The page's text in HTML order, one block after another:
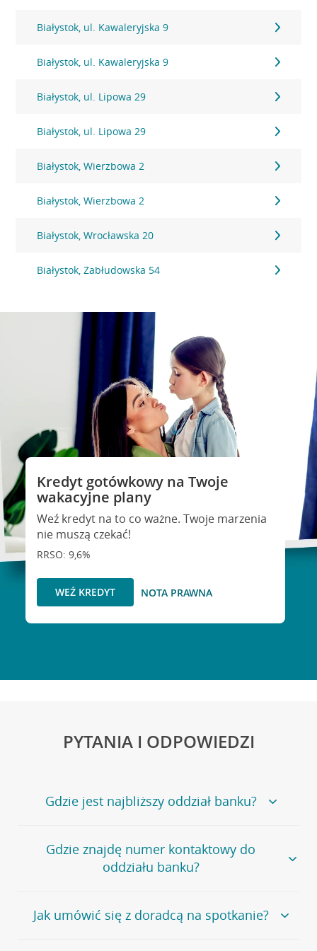
Białystok, ul. Kawaleryjska 9
Białystok, ul. Kawaleryjska 9
Białystok, ul. Lipowa 29
Białystok, ul. Lipowa 29
Białystok, Wierzbowa 2
Białystok, Wierzbowa 2
Białystok, Wrocławska 20
Białystok, Zabłudowska 54
Kredyt gotówkowy na Twoje
wakacyjne plany
Weź kredyt na to co ważne. Twoje marzenia
nie muszą czekać!
RRSO: 9,6%
WEŹ KREDYT NOTA PRAWNA
PYTANIA I ODPOWIEDZI
Gdzie jest najbliższy oddział banku?
Jeśli szukasz oddziału naszego banku, zapraszamy na
stronęPlacówki i bankomaty, na której znajduje się
wygodna wyszukiwarka.
oddziałów
Gdzie znajdę numer kontaktowy do
oddziału banku?
Bank Credit Agricole nie udostępnia ogólnego numeru
telefonu do placówki bankowej.
Jak umówić się z doradcą na spotkanie?